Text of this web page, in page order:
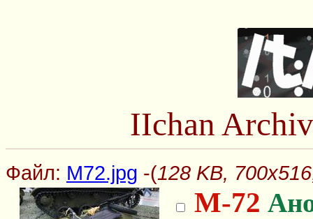
IIchan
Файл: M72.jpg -(128 KB,
М-72